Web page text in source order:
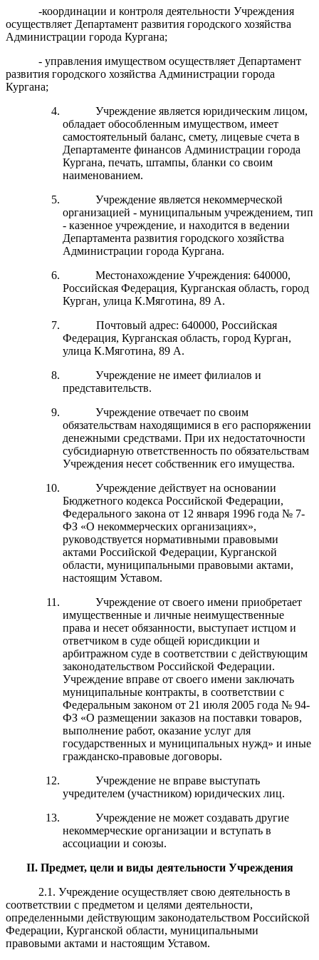
-координации и контроля деятельности Учреждения
осуществляет Департамент развития городского хозяйства
Администрации города Кургана;
- управления имуществом осуществляет Департамент
развития городского хозяйства Администрации города
Кургана;
Учреждение является юридическим лицом,
обладает обособленным имуществом, имеет
самостоятельный баланс, смету, лицевые счета в
Департаменте финансов Администрации города
Кургана, печать, штампы, бланки со своим
наименованием.
Учреждение является некоммерческой
организацией - муниципальным учреждением, тип
- казенное учреждение, и находится в ведении
Департамента развития городского хозяйства
Администрации города Кургана.
Местонахождение Учреждения: 640000,
Российская Федерация, Курганская область, город
Курган, улица К.Мяготина, 89 А.
Почтовый адрес: 640000, Российская
Федерация, Курганская область, город Курган,
улица К.Мяготина, 89 А.
Учреждение не имеет филиалов и
представительств.
Учреждение отвечает по своим
обязательствам находящимися в его распоряжении
денежными средствами. При их недостаточности
субсидиарную ответственность по обязательствам
Учреждения несет собственник его имущества.
Учреждение действует на основании
Бюджетного кодекса Российской Федерации,
Федерального закона от 12 января 1996 года № 7-
ФЗ «О некоммерческих организациях»,
руководствуется нормативными правовыми
актами Российской Федерации, Курганской
области, муниципальными правовыми актами,
настоящим Уставом.
Учреждение от своего имени приобретает
имущественные и личные неимущественные
права и несет обязанности, выступает истцом и
ответчиком в суде общей юрисдикции и
арбитражном суде в соответствии с действующим
законодательством Российской Федерации.
Учреждение вправе от своего имени заключать
муниципальные контракты, в соответствии с
Федеральным законом от 21 июля 2005 года № 94-
ФЗ «О размещении заказов на поставки товаров,
выполнение работ, оказание услуг для
государственных и муниципальных нужд» и иные
гражданско-правовые договоры.
Учреждение не вправе выступать
учредителем (участником) юридических лиц.
Учреждение не может создавать другие
некоммерческие организации и вступать в
ассоциации и союзы.
II. Предмет, цели и виды деятельности Учреждения
2.1. Учреждение осуществляет свою деятельность в
соответствии с предметом и целями деятельности,
определенными действующим законодательством Российской
Федерации, Курганской области, муниципальными
правовыми актами и настоящим Уставом.